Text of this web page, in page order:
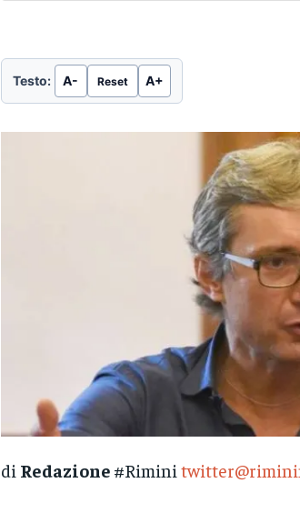
Testo: A- Reset A+
di Redazione #Rimini